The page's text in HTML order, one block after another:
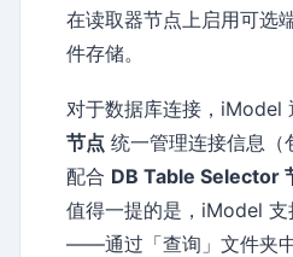
在读取器节点上启用可选
件存储。
对于数据库连接，iModel
节点 统一管理连接信息（
配合 DB Table Selector
值得一提的是，iModel 支
——通过「查询」文件夹